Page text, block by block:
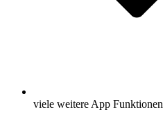
viele weitere App Funktionen